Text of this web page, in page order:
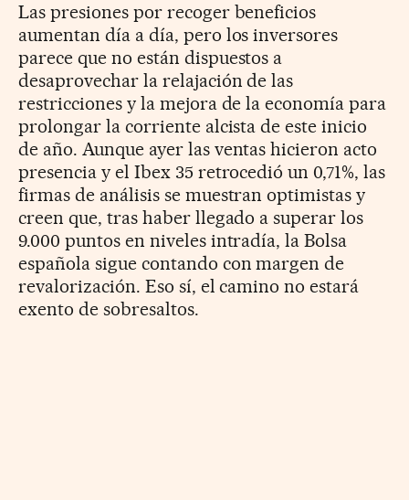
Las presiones por recoger beneficios
aumentan día a día, pero los inversores
parece que no están dispuestos a
desaprovechar la relajación de las
restricciones y la mejora de la economía para
prolongar la corriente alcista de este inicio
de año. Aunque ayer las ventas hicieron acto
presencia y el Ibex 35 retrocedió un 0,71%, las
firmas de análisis se muestran optimistas y
creen que, tras haber llegado a superar los
9.000 puntos en niveles intradía, la Bolsa
española sigue contando con margen de
revalorización. Eso sí, el camino no estará
exento de sobresaltos.